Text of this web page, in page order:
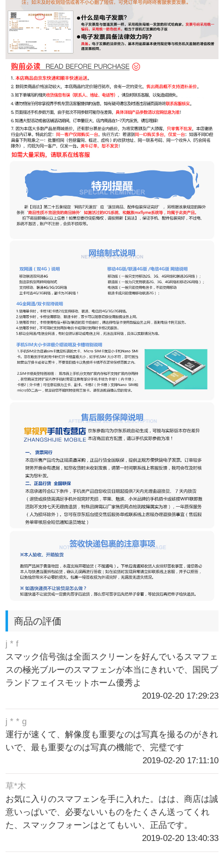
商品の評価
j * f
スマック信号強は全面スクリーンを好んでいるスマフェ
スの極光ブルーのスマフェンが本当にきれいで、国民ブ
ランドフェイスモットホーム優秀よ
2019-02-20 17:29:23
j * * g
運行が速くて、解像度も重要なのは写真を撮るのがきれ
いで、最も重要なのは写真の機能で、完璧です
2019-02-20 17:11:10
草*木
お気に入りのスマフェンを手に入れた。はは、商店は誠
意いっぱいで、必要ないいものをたくさん送ってくれ
た、スマックフォーンはとてもいい、正品です。
2019-02-20 13:40:33